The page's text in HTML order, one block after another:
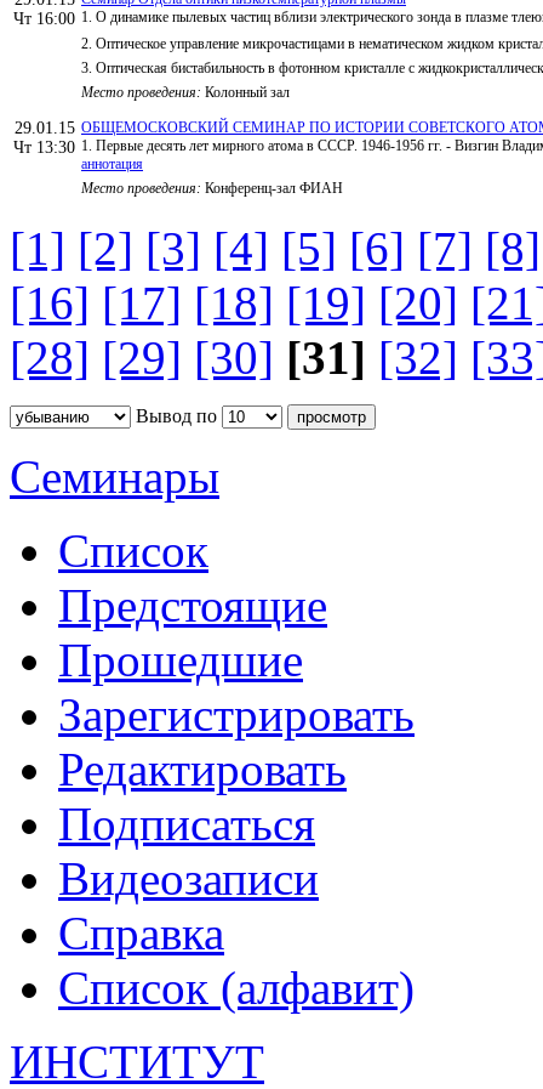
Чт 16:00 1. О динамике пылевых частиц вблизи электрического зонда в плазме
2. Оптическое управление микрочастицами в нематическом жидком
3. Оптическая бистабильность в фотонном кристалле с
Место проведения: Колонный зал
29.01.15
Чт 13:30
ОБЩЕМОСКОВСКИЙ СЕМИНАР ПО ИСТОРИИ СОВЕТСКОГО
1. Первые десять лет мирного атома в СССР. 1946-1956 гг. - Визгин
аннотация
Место проведения: Конференц-зал ФИАН
[1] [2] [3] [4] [5] [6] [7] [8]
[16] [17] [18] [19] [20]
[28] [29] [30] [31] [32]
Вывод по
Семинары
Список
Предстоящие
Прошедшие
Зарегистрировать
Редактировать
Подписаться
Видеозаписи
Справка
Список (алфавит)
ИНСТИТУТ